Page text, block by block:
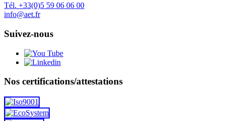
Tél. +33(0)5 59 06 06 00
info@aet.fr
Suivez-nous
Nos certifications/attestations